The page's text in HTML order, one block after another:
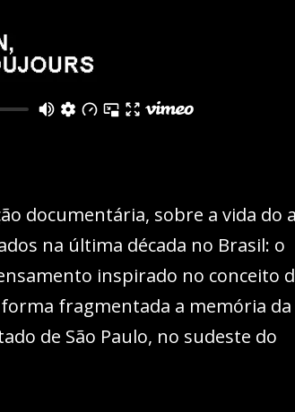
documentária, sobre a vida do
na última década no Brasil: o
inspirado no conceito
fragmentada a memória da
de São Paulo, no sudeste do